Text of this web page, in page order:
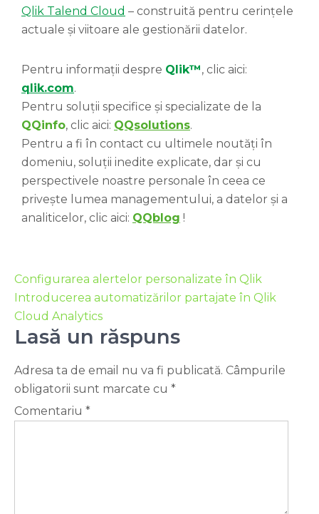
Qlik Talend Cloud – construită pentru cerințele
actuale și viitoare ale gestionării datelor.
Pentru informații despre Qlik™, clic aici:
qlik.com.
Pentru soluții specifice și specializate de la
QQinfo, clic aici: QQsolutions.
Pentru a fi în contact cu ultimele noutăți în
domeniu, soluții inedite explicate, dar și cu
perspectivele noastre personale în ceea ce
privește lumea managementului, a datelor și a
analiticelor, clic aici: QQblog !
Configurarea alertelor personalizate în Qlik
Introducerea automatizărilor partajate în Qlik
Cloud Analytics
Lasă un răspuns
Adresa ta de email nu va fi publicată. Câmpurile
obligatorii sunt marcate cu *
Comentariu *